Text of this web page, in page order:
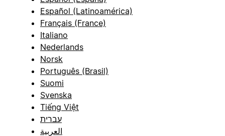
Español (Latinoamérica)
Français (France)
Italiano
Nederlands
Norsk
Português (Brasil)
Suomi
Svenska
Tiếng Việt
עברית
العربية